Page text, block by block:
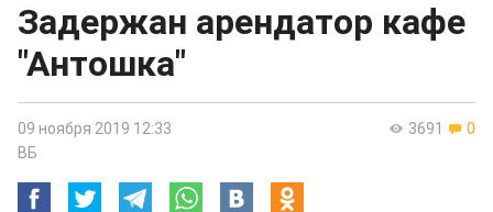
Задержан арендатор кафе
"Антошка"
3691 0
09 ноября 2019 12:33
ВБ